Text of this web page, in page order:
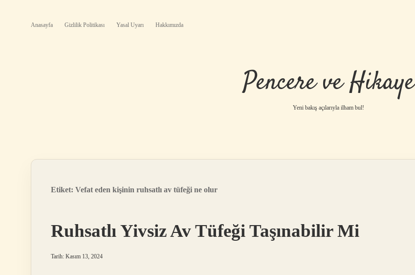
Anasayfa Gizlilik Politikası Yasal Uyarı Hakkımızda
Pencere ve Hikaye
Yeni bakış açılarıyla ilham bul!
Etiket: Vefat eden kişinin ruhsatlı av tüfeği ne olur
Ruhsatlı Yivsiz Av Tüfeği Taşınabilir Mi
Tarih: Kasım 13, 2024